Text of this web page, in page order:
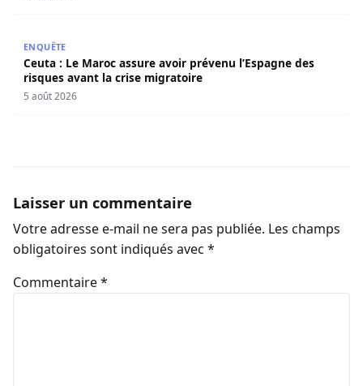
ENQUÊTE
Ceuta : Le Maroc assure avoir prévenu l’Espagne des
risques avant la crise migratoire
5 août 2026
Laisser un commentaire
Votre adresse e-mail ne sera pas publiée. Les champs
obligatoires sont indiqués avec *
Commentaire*